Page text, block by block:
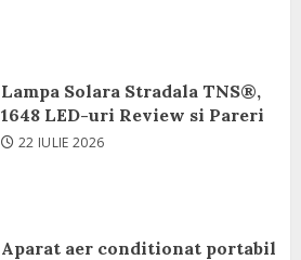
Lampa Solara Stradala TNS®,
1648 LED-uri Review si Pareri
22 IULIE 2026
Aparat aer conditionat portabil